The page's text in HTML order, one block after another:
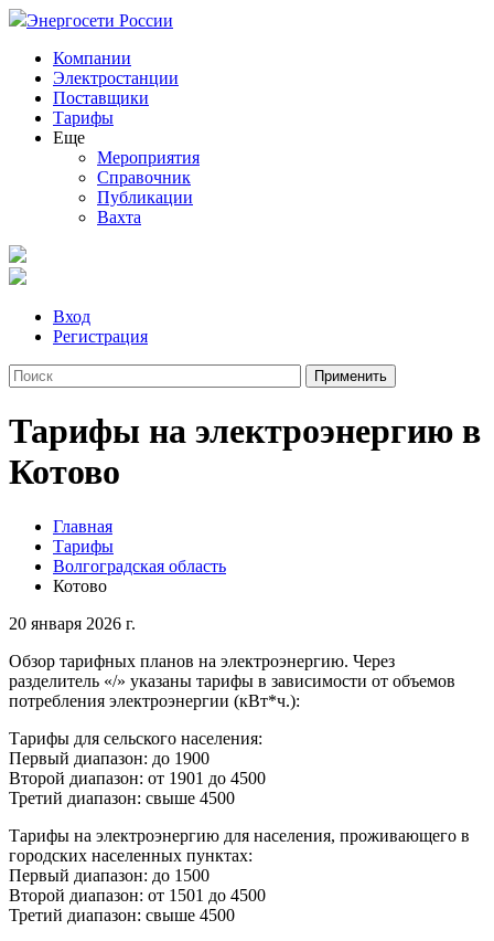
Энергосети России
Компании
Электростанции
Поставщики
Тарифы
Еще
Мероприятия
Справочник
Публикации
Вахта
Вход
Регистрация
Тарифы на электроэнергию в
Котово
Главная
Тарифы
Волгоградская область
Котово
20 января 2026 г.
Обзор тарифных планов на электроэнергию. Через
разделитель «/» указаны тарифы в зависимости от объемов
потребления электроэнергии (кВт*ч.):
Тарифы для сельского населения:
Первый диапазон: до 1900
Второй диапазон: от 1901 до 4500
Третий диапазон: свыше 4500
Тарифы на электроэнергию для населения, проживающего в
городских населенных пунктах:
Первый диапазон: до 1500
Второй диапазон: от 1501 до 4500
Третий диапазон: свыше 4500